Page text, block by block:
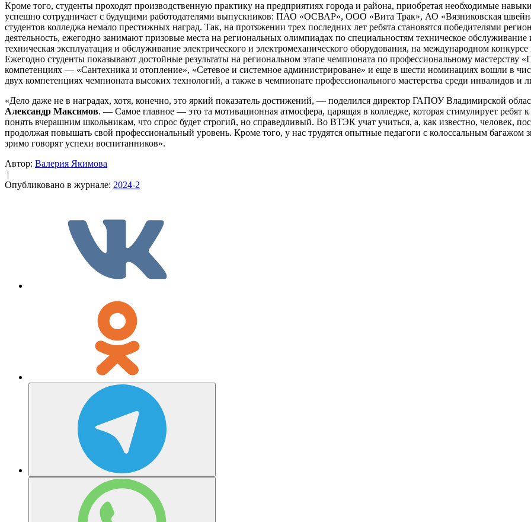
Кроме того, студенты проходят производственную практику на предприятиях города и района, приобретая необходимые
успешно сотрудничает с будущими работодателями выпускников: ПАО «ОСВАР», ООО «Вита Трак», АО «Вязниковская
студентов колледжа немало престижных наград. Так, на протяжении трех последних лет ребята становятся победителями
деятельность, ежегодно занимают призовые места на региональных олимпиадах по специальностям техническое
техническая эксплуатация и обслуживание электрического и электромеханического оборудования, на международном
Ежегодно студенты показывают достойные результаты на региональном этапе чемпионата по профессиональному мастерству
компетенциях — «Сантехника и отопление», «Сетевое и системное администрироване» и еще в шести номинациях вошли в
двух компетенциях чемпионата высоких технологий, а также в чемпионате профессионального мастерства среди инвалидов
«Дело даже не в наградах, хотя, конечно, это яркий показатель достижений, — поделился директор ГАПОУ Владимирской
Александр Максимов. — Самое главное — это та мотивационная атмосфера, царящая в колледже, которая стимулирует
понять вчерашним школьникам, что спрос будет строгий, но справедливый. Во ВТЭК учат учиться, а, как известно, человек,
продолжая повышать свой профессиональный уровень. Кроме того, у нас трудятся опытные педагоги с колоссальным
зримо говорят успехи воспитанников».
Автор: Валерия Якимова
|
Опубликовано в журнале: 2024-2